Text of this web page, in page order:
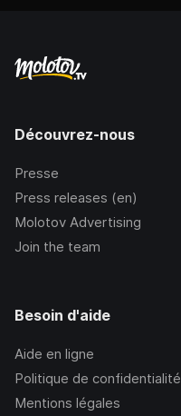
Découvrez-nous
Presse
Press releases (en)
Molotov Advertising
Join the team
Besoin d'aide
Aide en ligne
Politique de confidentialité
Mentions légales